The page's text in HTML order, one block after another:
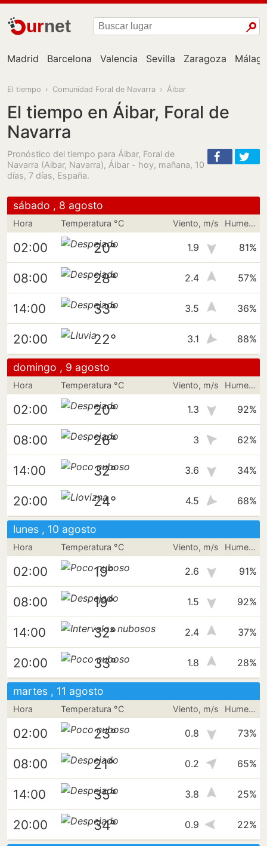
urnet
Madrid Barcelona Valencia Sevilla Zaragoza Málaga
El tiempo › Comunidad Foral de Navarra › Áibar
El tiempo en Áibar, Foral de
Navarra
Pronóstico del tiempo para Áibar, Foral de
Navarra (Aibar, Navarra), Áibar - hoy, mañana, 10
días, 7 días, España.
sábado , 8 agosto
Hora Temperatura °C Viento, m/s Humedad
02:00 20° 1.9 81%
08:00 28° 2.4 57%
14:00 33° 3.5 36%
20:00 22° 3.1 88%
domingo , 9 agosto
Hora Temperatura °C Viento, m/s Humedad
02:00 20° 1.3 92%
08:00 26° 3 62%
14:00 32° 3.6 34%
20:00 24° 4.5 68%
lunes , 10 agosto
Hora Temperatura °C Viento, m/s Humedad
02:00 19° 2.6 91%
08:00 19° 1.5 92%
14:00 32° 2.4 37%
20:00 33° 1.8 28%
martes , 11 agosto
Hora Temperatura °C Viento, m/s Humedad
02:00 23° 0.8 73%
08:00 21° 0.2 65%
14:00 35° 3.8 25%
20:00 34° 0.9 22%